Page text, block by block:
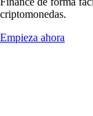
criptomonedas.
Empieza ahora